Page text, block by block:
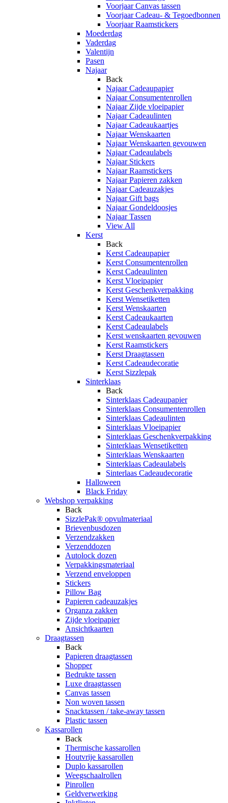
Voorjaar Canvas tassen
Voorjaar Cadeau- & Tegoedbonnen
Voorjaar Raamstickers
Moederdag
Vaderdag
Valentijn
Pasen
Najaar
Back
Najaar Cadeaupapier
Najaar Consumentenrollen
Najaar Zijde vloeipapier
Najaar Cadeaulinten
Najaar Cadeaukaartjes
Najaar Wenskaarten
Najaar Wenskaarten gevouwen
Najaar Cadeaulabels
Najaar Stickers
Najaar Raamstickers
Najaar Papieren zakken
Najaar Cadeauzakjes
Najaar Gift bags
Najaar Gondeldoosjes
Najaar Tassen
View All
Kerst
Back
Kerst Cadeaupapier
Kerst Consumentenrollen
Kerst Cadeaulinten
Kerst Vloeipapier
Kerst Geschenkverpakking
Kerst Wensetiketten
Kerst Wenskaarten
Kerst Cadeaukaarten
Kerst Cadeaulabels
Kerst wenskaarten gevouwen
Kerst Raamstickers
Kerst Draagtassen
Kerst Cadeaudecoratie
Kerst Sizzlepak
Sinterklaas
Back
Sinterklaas Cadeaupapier
Sinterklaas Consumentenrollen
Sinterklaas Cadeaulinten
Sinterklaas Vloeipapier
Sinterklaas Geschenkverpakking
Sinterklaas Wensetiketten
Sinterklaas Wenskaarten
Sinterklaas Cadeaulabels
Sinterlaas Cadeaudecoratie
Halloween
Black Friday
Webshop verpakking
Back
SizzlePak® opvulmateriaal
Brievenbusdozen
Verzendzakken
Verzenddozen
Autolock dozen
Verpakkingsmateriaal
Verzend enveloppen
Stickers
Pillow Bag
Papieren cadeauzakjes
Organza zakken
Zijde vloeipapier
Ansichtkaarten
Draagtassen
Back
Papieren draagtassen
Shopper
Bedrukte tassen
Luxe draagtassen
Canvas tassen
Non woven tassen
Snacktassen / take-away tassen
Plastic tassen
Kassarollen
Back
Thermische kassarollen
Houtvrije kassarollen
Duplo kassarollen
Weegschaalrollen
Pinrollen
Geldverwerking